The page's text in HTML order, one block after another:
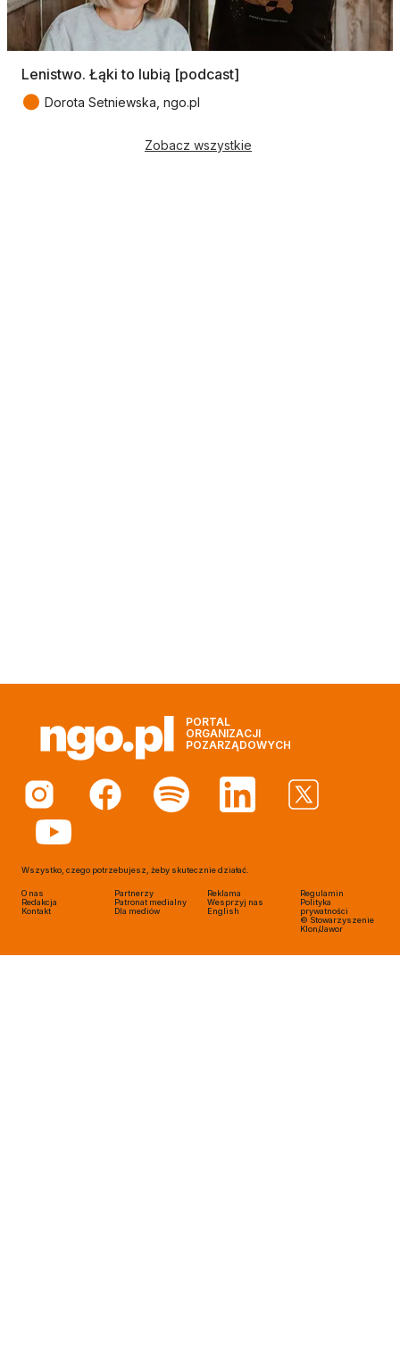
Lenistwo. Łąki to lubią [podcast]
● Dorota Setniewska, ngo.pl
Zobacz wszystkie
PORTAL
ORGANIZACJI
POZARZĄDOWYCH
Wszystko, czego potrzebujesz, żeby skutecznie działać.
O nas
Redakcja
Kontakt
Partnerzy
Patronat medialny
Dla mediów
Reklama
Wesprzyj nas
English
Regulamin
Polityka
prywatności
© Stowarzyszenie
Klon/Jawor